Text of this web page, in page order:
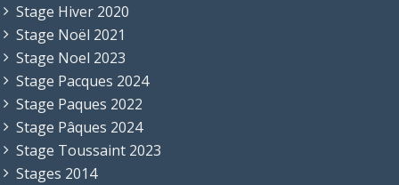
Stage Hiver 2020
Stage Noël 2021
Stage Noel 2023
Stage Pacques 2024
Stage Paques 2022
Stage Pâques 2024
Stage Toussaint 2023
Stages 2014